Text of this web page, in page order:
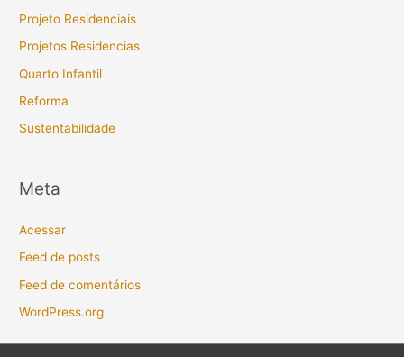
Projeto Residenciais
Projetos Residencias
Quarto Infantil
Reforma
Sustentabilidade
Meta
Acessar
Feed de posts
Feed de comentários
WordPress.org